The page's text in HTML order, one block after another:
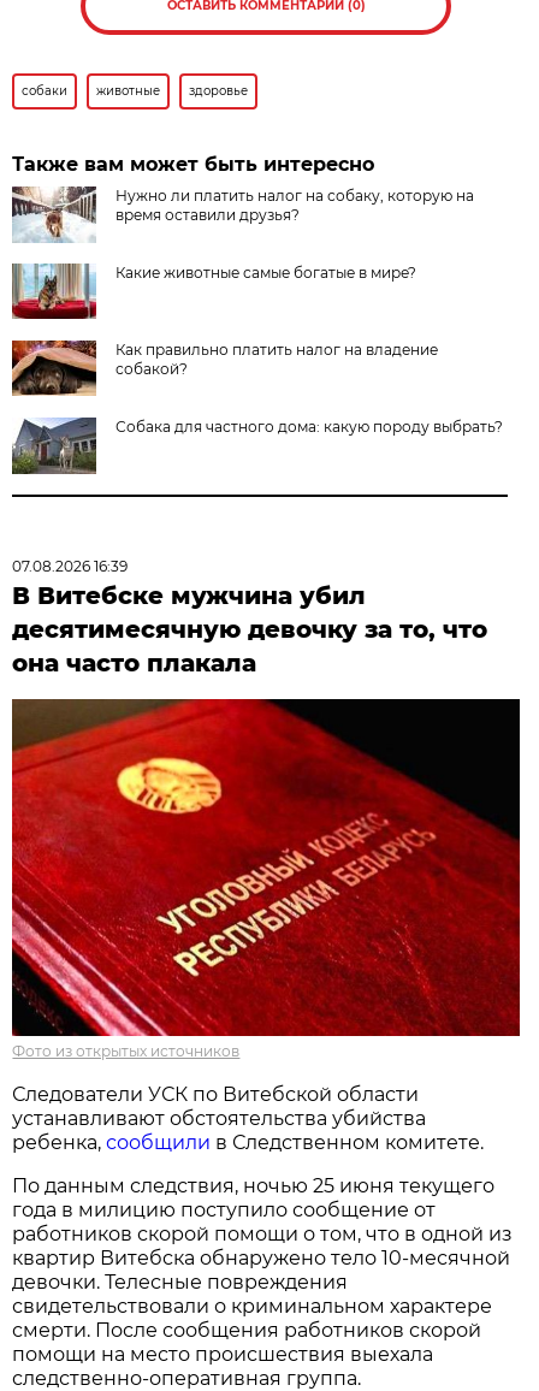
ОСТАВИТЬ КОММЕНТАРИЙ (0)
собаки животные здоровье
Также вам может быть интересно
Нужно ли платить налог на собаку, которую на
время оставили друзья?
Какие животные самые богатые в мире?
Как правильно платить налог на владение
собакой?
Собака для частного дома: какую породу выбрать?
07.08.2026 16:39
В Витебске мужчина убил
десятимесячную девочку за то, что
она часто плакала
Фото из открытых источников
Следователи УСК по Витебской области
устанавливают обстоятельства убийства
ребенка,сообщили в Следственном комитете.
По данным следствия, ночью 25 июня текущего
года в милицию поступило сообщение от
работников скорой помощи о том, что в одной из
квартир Витебска обнаружено тело 10-месячной
девочки. Телесные повреждения
свидетельствовали о криминальном характере
смерти. После сообщения работников скорой
помощи на место происшествия выехала
следственно-оперативная группа.